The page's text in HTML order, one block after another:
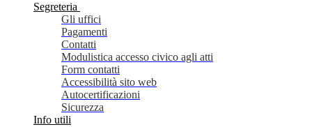
Segreteria
Gli uffici
Pagamenti
Contatti
Modulistica accesso civico agli atti
Form contatti
Accessibilità sito web
Autocertificazioni
Sicurezza
Info utili